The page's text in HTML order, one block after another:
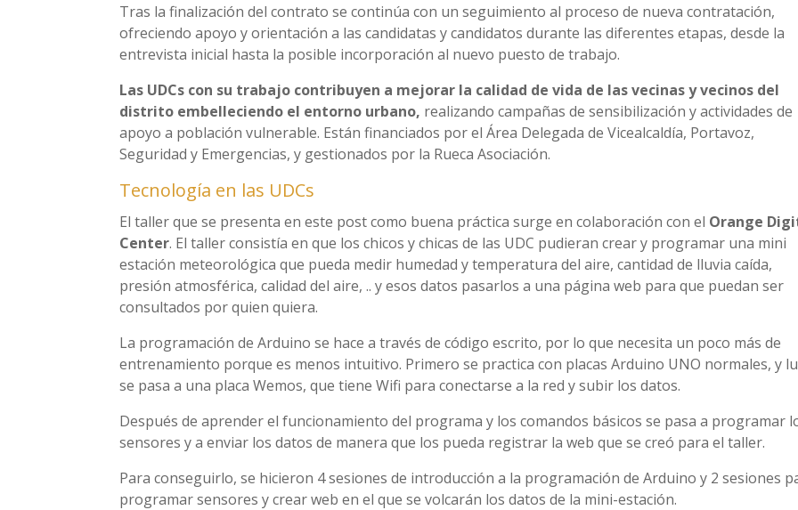
Tras la finalización del contrato se continúa con un seguimiento al proceso de nueva contratación,
ofreciendo apoyo y orientación a las candidatas y candidatos durante las diferentes etapas, desde la
entrevista inicial hasta la posible incorporación al nuevo puesto de trabajo.
Las UDCs con su trabajo contribuyen a mejorar la calidad de vida de las vecinas y vecinos del
distrito embelleciendo el entorno urbano, realizando campañas de sensibilización y actividades de
apoyo a población vulnerable. Están financiados por el Área Delegada de Vicealcaldía, Portavoz,
Seguridad y Emergencias, y gestionados por la Rueca Asociación.
Tecnología en las UDCs
El taller que se presenta en este post como buena práctica surge en colaboración con el Orange
Center. El taller consistía en que los chicos y chicas de las UDC pudieran crear y programar una mini
estación meteorológica que pueda medir humedad y temperatura del aire, cantidad de lluvia caída,
presión atmosférica, calidad del aire, .. y esos datos pasarlos a una página web para que puedan ser
consultados por quien quiera.
La programación de Arduino se hace a través de código escrito, por lo que necesita un poco más de
entrenamiento porque es menos intuitivo. Primero se practica con placas Arduino UNO normales, y
se pasa a una placa Wemos, que tiene Wifi para conectarse a la red y subir los datos.
Después de aprender el funcionamiento del programa y los comandos básicos se pasa a programar
sensores y a enviar los datos de manera que los pueda registrar la web que se creó para el taller.
Para conseguirlo, se hicieron 4 sesiones de introducción a la programación de Arduino y 2 sesiones
programar sensores y crear web en el que se volcarán los datos de la mini-estación.